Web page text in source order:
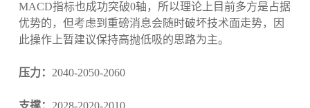
MACD指标也成功突破0轴，所以理论上目前多方是占据
优势的，但考虑到重磅消息会随时破坏技术面走势，因
此操作上暂建议保持高抛低吸的思路为主。
压力： 2040-2050-2060